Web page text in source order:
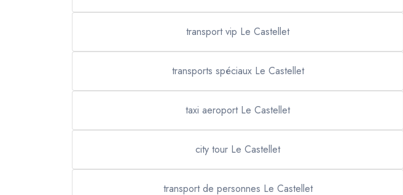
transport vip Le Castellet
transports spéciaux Le Castellet
taxi aeroport Le Castellet
city tour Le Castellet
transport de personnes Le Castellet